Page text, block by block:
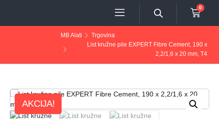
0
MB Alati
Trgovina
List kružne pile EXPERT Fibre Cement, 190 x
2,2/1,6 x 20 mm, T4
AKCIJA!